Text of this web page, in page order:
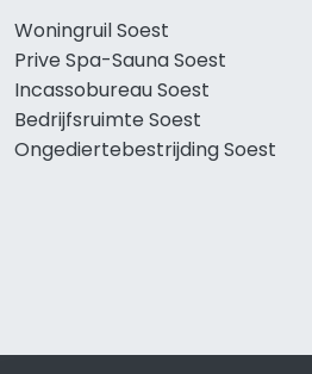
Woningruil Soest
Prive Spa-Sauna Soest
Incassobureau Soest
Bedrijfsruimte Soest
Ongediertebestrijding Soest